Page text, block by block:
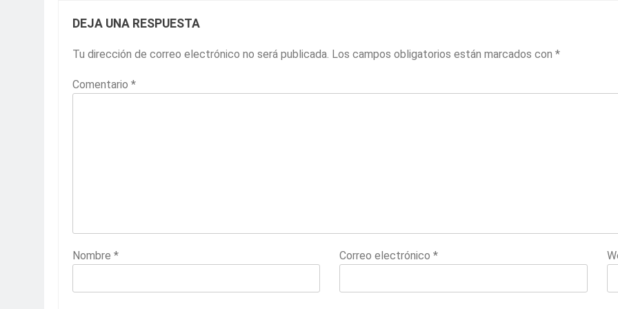
DEJA UNA RESPUESTA
Tu dirección de correo electrónico no será publicada. Los campos obligatorios están marcados con *
Comentario *
Nombre * Correo electrónico*